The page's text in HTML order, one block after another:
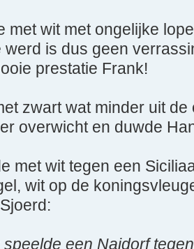
met wit met ongelijke
werd is dus geen
prestatie Frank!
zwart wat minder uit
overwicht en duwde
met wit tegen een
wit op de
een Naidorf